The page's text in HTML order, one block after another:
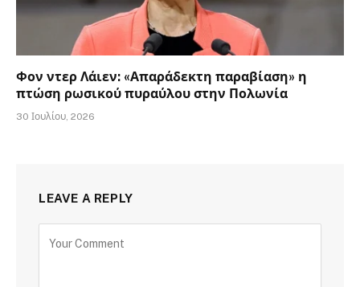
Φον ντερ Λάιεν: «Απαράδεκτη παραβίαση» η
πτώση ρωσικού πυραύλου στην Πολωνία
30 Ιουλίου, 2026
LEAVE A REPLY